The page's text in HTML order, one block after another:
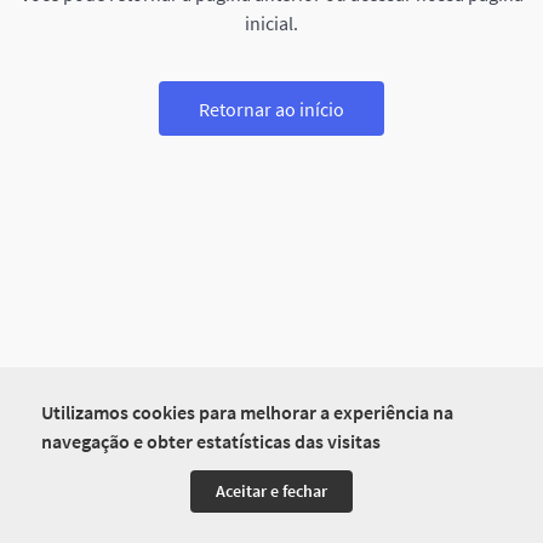
Utilizamos cookies para melhorar a experiência na
navegação e obter estatísticas das visitas
Aceitar e fechar
inicial.
Retornar ao início